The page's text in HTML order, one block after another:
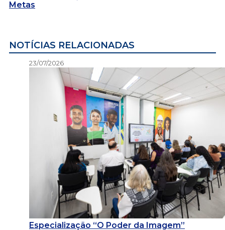
Metas
NOTÍCIAS RELACIONADAS
23/07/2026
Especialização “O Poder da Imagem”